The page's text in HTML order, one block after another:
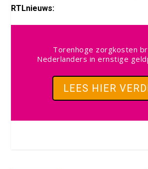
RTLnieuws:
Torenhoge zorgkosten
Nederlanders in ernstige
LEES HIER